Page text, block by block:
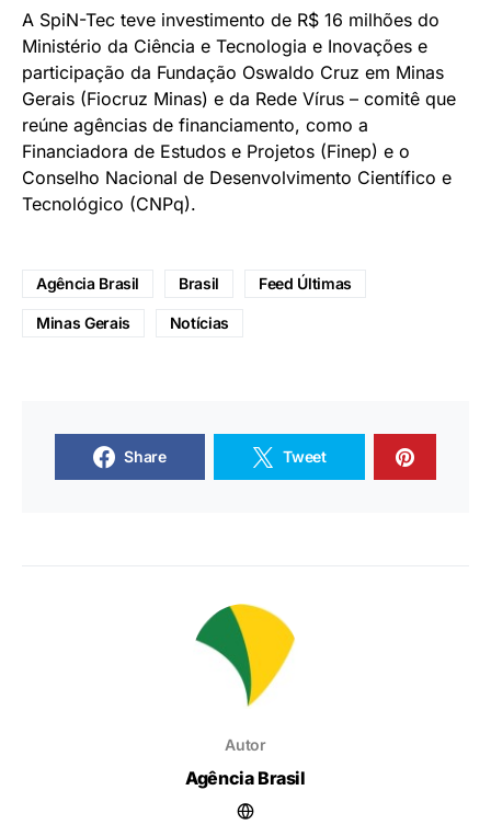
A SpiN-Tec teve investimento de R$ 16 milhões do
Ministério da Ciência e Tecnologia e Inovações e
participação da Fundação Oswaldo Cruz em Minas
Gerais (Fiocruz Minas) e da Rede Vírus – comitê que
reúne agências de financiamento, como a
Financiadora de Estudos e Projetos (Finep) e o
Conselho Nacional de Desenvolvimento Científico e
Tecnológico (CNPq).
Agência Brasil Brasil Feed Últimas
Minas Gerais Notícias
Share Tweet
Autor
Agência Brasil